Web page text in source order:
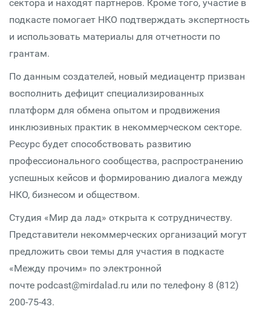
сектора и находят партнеров. Кроме того, участие в
подкасте помогает НКО подтверждать экспертность
и использовать материалы для отчетности по
грантам.
По данным создателей, новый медиацентр призван
восполнить дефицит специализированных
платформ для обмена опытом и продвижения
инклюзивных практик в некоммерческом секторе.
Ресурс будет способствовать развитию
профессионального сообщества, распространению
успешных кейсов и формированию диалога между
НКО, бизнесом и обществом.
Студия «Мир да лад» открыта к сотрудничеству.
Представители некоммерческих организаций могут
предложить свои темы для участия в подкасте
«Между прочим» по электронной
почте podcast@mirdalad.ru или по телефону 8 (812)
200-75-43.